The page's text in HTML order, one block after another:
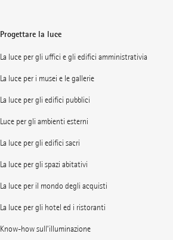
Progettare la luce
La luce per gli uffici e gli edifici amministrativia
La luce per i musei e le gallerie
La luce per gli edifici pubblici
Luce per gli ambienti esterni
La luce per gli edifici sacri
La luce per gli spazi abitativi
La luce per il mondo degli acquisti
La luce per gli hotel ed i ristoranti
Know-how sull’illuminazione